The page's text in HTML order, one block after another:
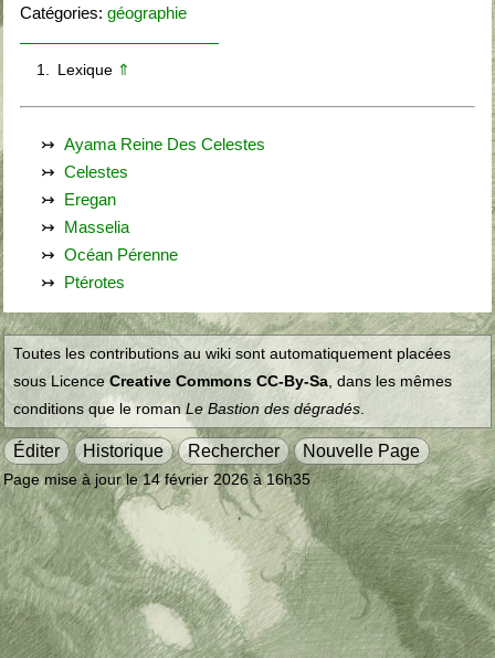
Catégories: géographie
1 Lexique ⇑
Ayama Reine Des Celestes
Celestes
Eregan
Masselia
Océan Pérenne
Ptérotes
Toutes les contributions au wiki sont automatiquement placées
sous LicenceCreative Commons CC-By-Sa , dans les mêmes
conditions que le romanLe Bastion des dégradés
Éditer Historique Rechercher Nouvelle Page
Page mise à jour le 14 février 2026 à 16h35